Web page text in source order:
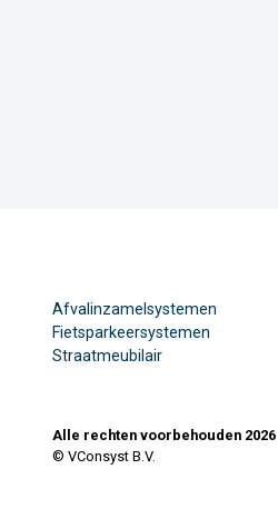
Afvalinzamelsystemen
Fietsparkeersystemen
Straatmeubilair
Alle rechten voorbehouden 2026
© VConsyst B.V.